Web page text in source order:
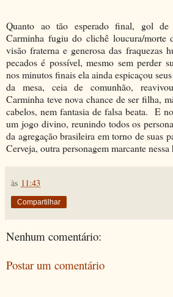
Quanto ao tão esperado final, gol
Carminha fugiu do clichê loucura/morte
visão fraterna e generosa das fraquezas
pecados é possível, mesmo sem perder
nos minutos finais ela ainda espicaçou
da mesa, ceia de comunhão,
Carminha teve nova chance de ser filha,
cabelos, nem fantasia de falsa beata. E
um jogo divino, reunindo todos os
da agregação brasileira em torno de suas
Cerveja, outra personagem marcante
às 11:43
Compartilhar
Nenhum comentário:
Postar um comentário